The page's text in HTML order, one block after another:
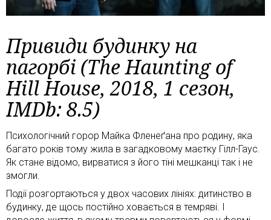
Привиди будинку на
пагорбі (The Haunting of
Hill House, 2018, 1 сезон,
IMDb: 8.5)
Психологічний горор Майка Фленеґана про родину, яка
багато років тому жила в загадковому маєтку Гілл-Гаус.
Як стане відомо, вирватися з його тіні мешканці так і не
змогли.
Події розгортаються у двох часових лініях: дитинство в
будинку, де щось постійно ховається в темряві. І